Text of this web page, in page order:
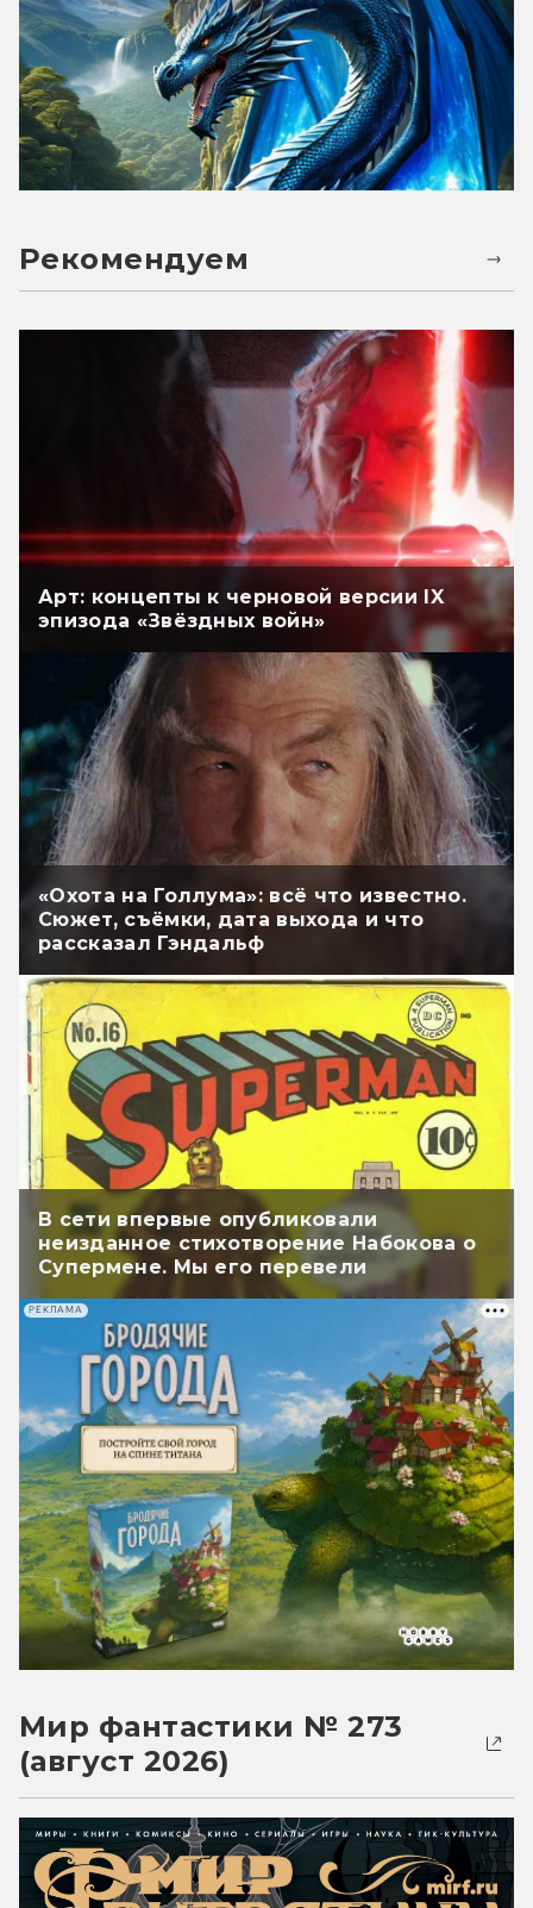
Рекомендуем
Арт: концепты к черновой версии IX
эпизода «Звёздных войн»
«Охота на Голлума»: всё что известно.
Сюжет, съёмки, дата выхода и что
рассказал Гэндальф
В сети впервые опубликовали
неизданное стихотворение Набокова о
Супермене. Мы его перевели
РЕКЛАМА
Мир фантастики № 273
(август 2026)